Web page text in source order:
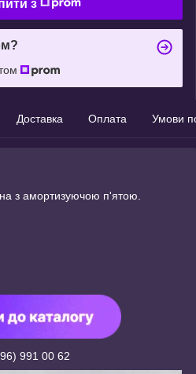
з
Доставка Оплата Умови
з амортизуючою п'ятою.
991 00 62